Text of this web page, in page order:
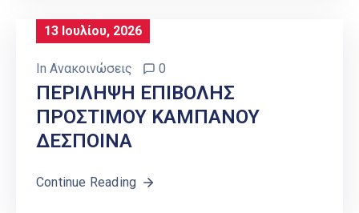
13 Ιουλίου, 2026
In Ανακοινώσεις 0
ΠΕΡΙΛΗΨΗ ΕΠΙΒΟΛΗΣ
ΠΡΟΣΤΙΜΟΥ ΚΑΜΠΑΝΟΥ
ΔΕΣΠΟΙΝΑ
Continue Reading